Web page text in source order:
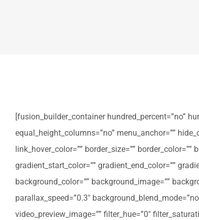
[fusion_builder_container hundred_percent=”no”
equal_height_columns=”no” menu_anchor=””
link_hover_color=”” border_size=””
gradient_start_color=”” gradient_end_color=””
background_color=”” background_image=””
parallax_speed=”0.3″
video_preview_image=”” filter_hue=”0″